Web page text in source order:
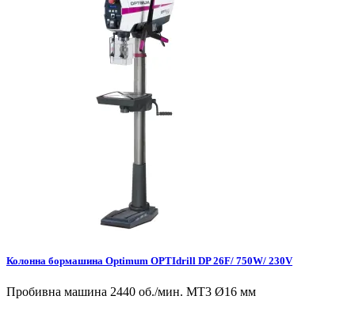
Колонна бормашина Optimum OPTIdrill DP 26F/ 750W/ 230V
Пробивна машина 2440 об./мин. МТ3 Ø16 мм